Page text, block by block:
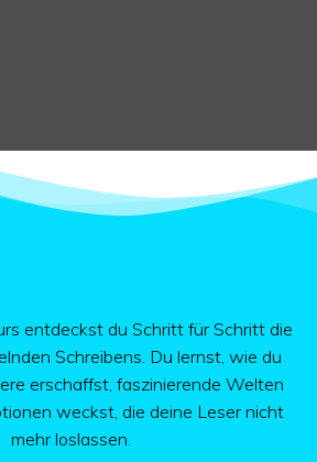
entdeckst du Schritt für Schritt die
Schreibens. Du lernst, wie du
erschaffst, faszinierende Welten
weckst, die deine Leser nicht
mehr loslassen.